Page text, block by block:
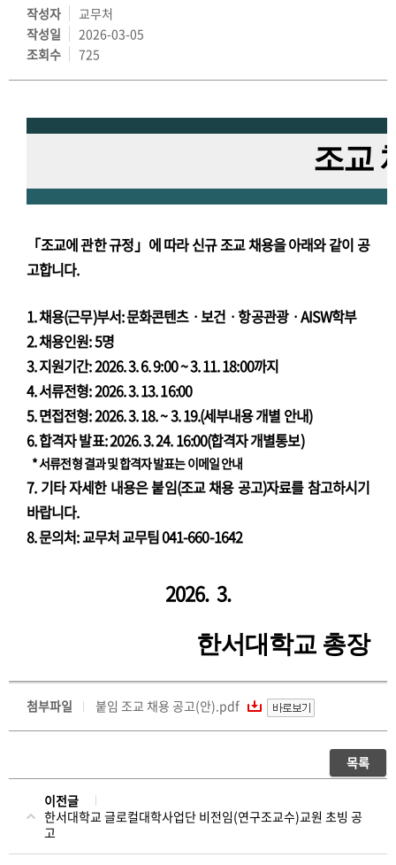
작성자
교무처
작성일
2026-03-05
조회수
725
조교
「조교에 관한 규정」에 따라 신규 조교 채용을 아래와 같이 공
고합니다.
1. 채용(근무)부서: 문화콘텐츠ㆍ보건 ㆍ항공관광ㆍAISW학부
2. 채용인원: 5명
3. 지원기간: 2026. 3. 6. 9:00 ~ 3. 11. 18:00까지
4. 서류전형: 2026. 3. 13. 16:00
5. 면접전형: 2026. 3. 18. ~ 3. 19.(세부내용 개별 안내)
6. 합격자 발표: 2026. 3. 24. 16:00(합격자 개별통보)
* 서류전형 결과 및 합격자 발표는 이메일 안내
7. 기타 자세한 내용은 붙임(조교 채용 공고)자료를 참고하시기
바랍니다.
8. 문의처: 교무처 교무팀 041-660-1642
2026. 3.
한서대학교 총장
첨부파일 붙임 조교 채용 공고(안).pdf
목록
이전글
한서대학교 글로컬대학사업단 비전임(연구조교수)교원 초빙 공
고